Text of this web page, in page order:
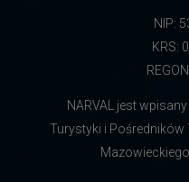
NIP:
KRS:
NARVAL jest
Turystyki i